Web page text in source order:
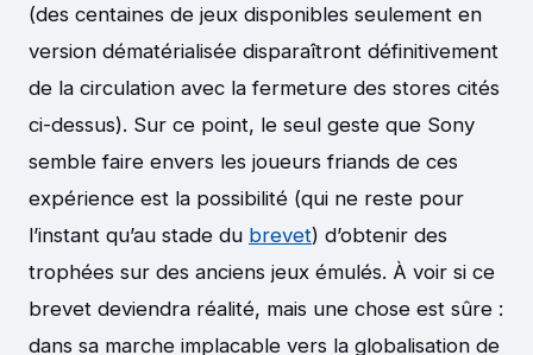
(des centaines de jeux disponibles seulement en
version dématérialisée disparaîtront définitivement
de la circulation avec la fermeture des stores cités
ci-dessus). Sur ce point, le seul geste que Sony
semble faire envers les joueurs friands de ces
expérience est la possibilité (qui ne reste pour
l’instant qu’au stade du brevet) d’obtenir des
trophées sur des anciens jeux émulés. À voir si ce
brevet deviendra réalité, mais une chose est sûre :
dans sa marche implacable vers la globalisation de